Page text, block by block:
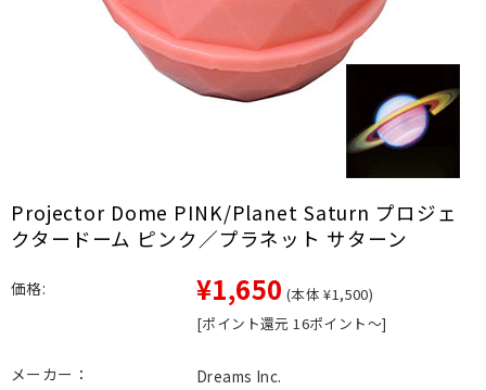
Projector Dome PINK/Planet Saturn プロジェ
クタードーム ピンク／プラネット サターン
価格: ¥1,650 (本体 ¥1,500)
[ポイント還元 16ポイント～]
メーカー：
Dreams Inc.